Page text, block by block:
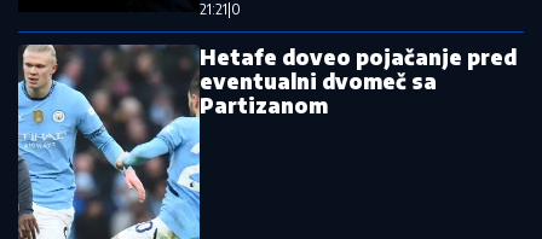
Tea Tairović i njen muž doživeli saobraćajku!